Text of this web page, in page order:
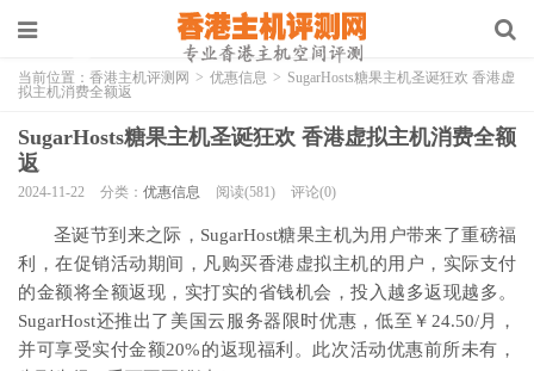
当前位置： 香港主机评测网 > 优惠信息 > SugarHosts糖果主机圣诞狂欢 香港虚
拟主机消费全额返
SugarHosts糖果主机圣诞狂欢 香港虚拟主机消费全额
返
2024-11-22 分类： 优惠信息 阅读(581) 评论(0)
圣诞节到来之际，SugarHost糖果主机为用户带来了重磅福
利，在促销活动期间，凡购买香港虚拟主机的用户，实际支付
的金额将全额返现，实打实的省钱机会，投入越多返现越多。
SugarHost还推出了美国云服务器限时优惠，低至￥24.50/月，
并可享受实付金额20%的返现福利。此次活动优惠前所未有，